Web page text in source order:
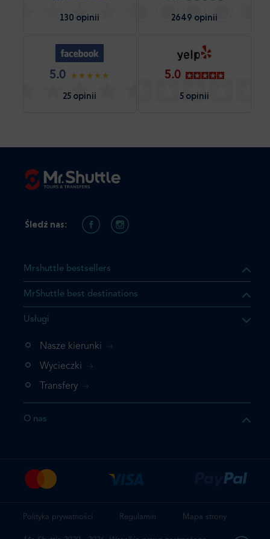
130 opinii 2649 opinii
5.0
25 opinii
5.0
5 opinii
którego szukasz jest już
nie chcesz dodawać go
Mrshuttle bestsellers
MrShuttle best destinations
Usługi
Nasze kierunki
Wycieczki
Transfery
O nas
Śledź nas:
Polityka prywatności Regulamin Mapa strony